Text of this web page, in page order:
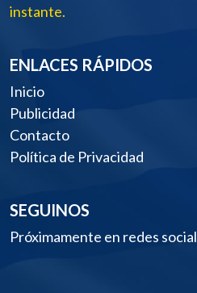
instante.
ENLACES RÁPIDOS
Inicio
Publicidad
Contacto
Política de Privacidad
SEGUINOS
Próximamente en redes